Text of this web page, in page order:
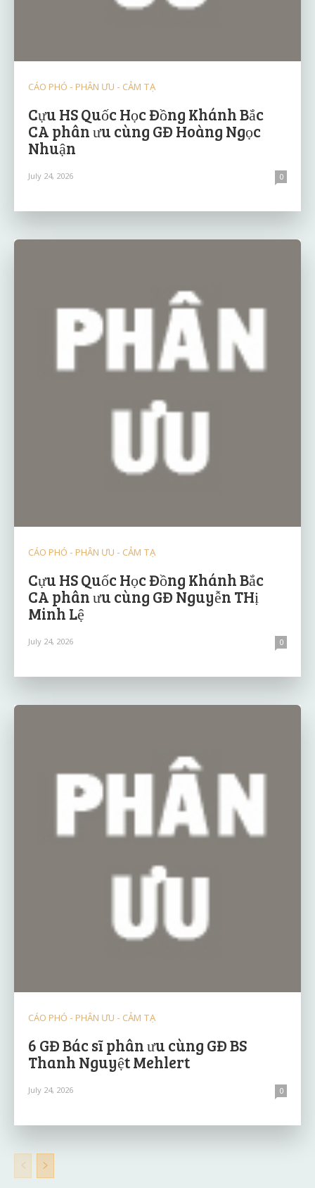
CÁO PHÓ - PHÂN ƯU - CẢM TẠ
Cựu HS Quốc Học Đồng Khánh Bắc
CA phân ưu cùng GĐ Hoàng Ngọc
Nhuận
July 24, 2026 0
CÁO PHÓ - PHÂN ƯU - CẢM TẠ
Cựu HS Quốc Học Đồng Khánh Bắc
CA phân ưu cùng GĐ Nguyễn THị
Minh Lệ
July 24, 2026 0
CÁO PHÓ - PHÂN ƯU - CẢM TẠ
6 GĐ Bác sĩ phân ưu cùng GĐ BS
Thanh Nguyệt Mehlert
July 24, 2026 0